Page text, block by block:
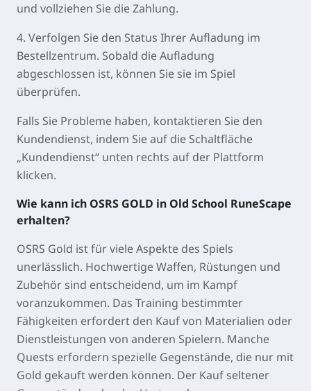
und vollziehen Sie die Zahlung.
4. Verfolgen Sie den Status Ihrer Aufladung im
Bestellzentrum. Sobald die Aufladung
abgeschlossen ist, können Sie sie im Spiel
überprüfen.
Falls Sie Probleme haben, kontaktieren Sie den
Kundendienst, indem Sie auf die Schaltfläche
„Kundendienst“ unten rechts auf der Plattform
klicken.
Wie kann ich OSRS GOLD in Old School RuneScape
erhalten?
OSRS Gold ist für viele Aspekte des Spiels
unerlässlich. Hochwertige Waffen, Rüstungen und
Zubehör sind entscheidend, um im Kampf
voranzukommen. Das Training bestimmter
Fähigkeiten erfordert den Kauf von Materialien oder
Dienstleistungen von anderen Spielern. Manche
Quests erfordern spezielle Gegenstände, die nur mit
Gold gekauft werden können. Der Kauf seltener